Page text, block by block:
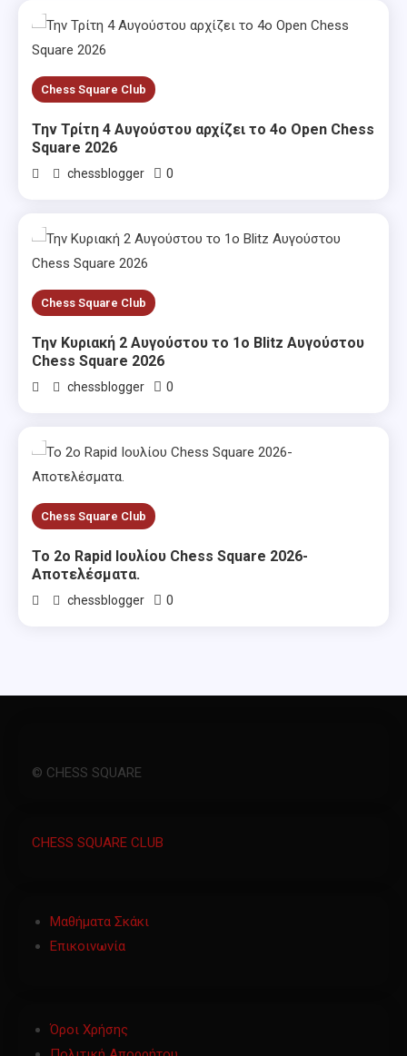
Chess Square Club
Την Τρίτη 4 Αυγούστου αρχίζει το 4ο Open Chess
Square 2026
chessblogger 0
Chess Square Club
Την Κυριακή 2 Αυγούστου το 1ο Blitz Αυγούστου
Chess Square 2026
chessblogger 0
Chess Square Club
Το 2ο Rapid Ιουλίου Chess Square 2026-
Αποτελέσματα.
chessblogger 0
© CHESS SQUARE
CHESS SQUARE CLUB
Μαθήματα Σκάκι
Επικοινωνία
Όροι Χρήσης